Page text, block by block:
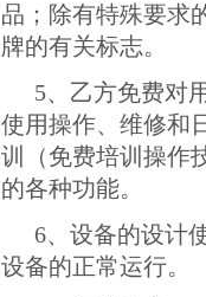
品；除有特殊要求
牌的有关标志。
5、乙方免费对
使用操作、维修和
训（免费培训操作
的各种功能。
6、设备的设计
设备的正常运行。